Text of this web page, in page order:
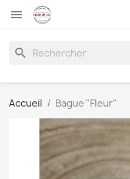

search
Accueil Bague "Fleur"